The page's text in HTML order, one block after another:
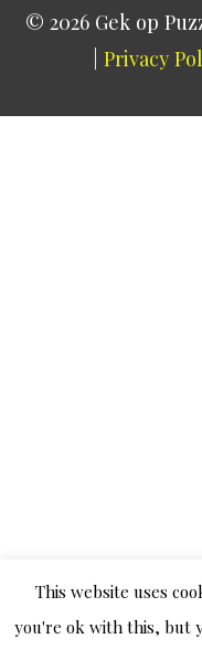
© 2026 Gek op
Privacy
This website uses
you're ok with this, but